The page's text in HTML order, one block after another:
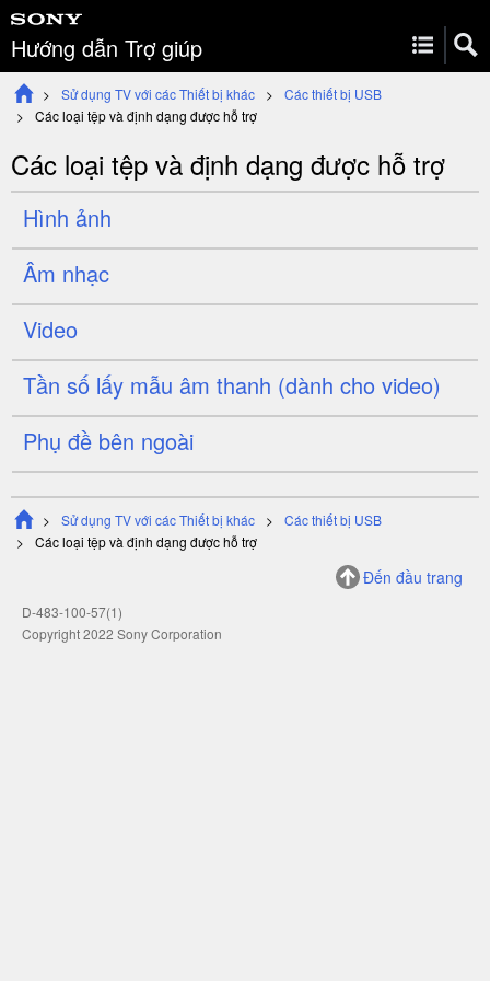
Hướng dẫn Trợ giúp
Sử dụng TV với các Thiết bị khác
Các thiết bị USB
Các loại tệp và định dạng được hỗ trợ
Các loại tệp và định dạng được hỗ trợ
Hình ảnh
Âm nhạc
Video
Tần số lấy mẫu âm thanh (dành cho video)
Phụ đề bên ngoài
Sử dụng TV với các Thiết bị khác
Các thiết bị USB
Các loại tệp và định dạng được hỗ trợ
Đến đầu trang
D-483-100-57(1)
Copyright 2022 Sony Corporation